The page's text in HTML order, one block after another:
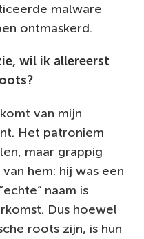
malware
ontmaskerd.
wil ik allereerst
van mijn
Het patroniem
maar grappig
hem: hij was een
naam is
Dus hoewel
roots zijn, is hun